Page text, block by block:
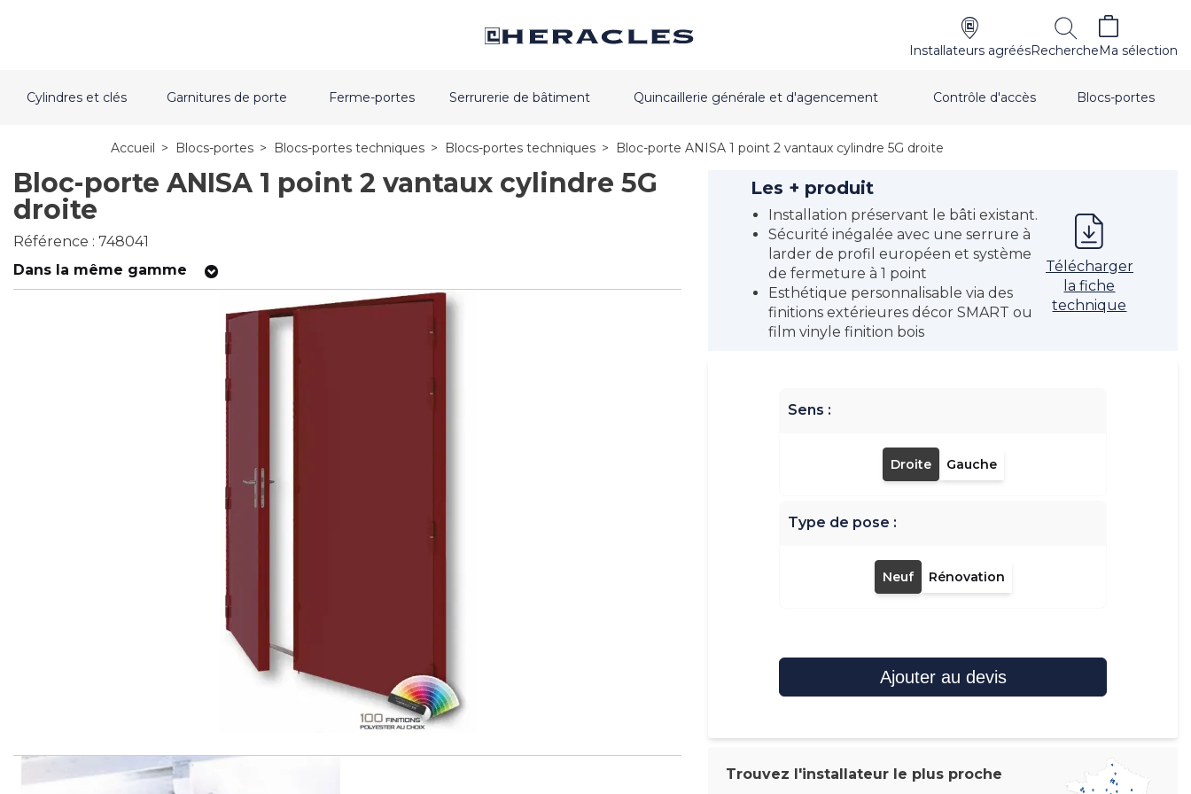
Installateurs agréésRechercheMa sélection
Cylindres et clés Garnitures de porte Ferme-portes Serrurerie de bâtiment Quincaillerie générale et d'agencement Contrôle d'accès Blocs-portes
Accueil > Blocs-portes > Blocs-portes techniques > Blocs-portes techniques > Bloc-porte ANISA 1 point 2 vantaux cylindre 5G droite
Bloc-porte ANISA 1 point 2 vantaux cylindre 5G
droite
Référence : 748041
Dans la même gamme
Les + produit
Installation préservant le bâti existant.
Sécurité inégalée avec une serrure à
larder de profil européen et système
de fermeture à 1 point
Esthétique personnalisable via des
finitions extérieures décor SMART ou
film vinyle finition bois
Télécharger
la fiche
technique
Sens :
Droite Gauche
Type de pose :
Neuf Rénovation
Ajouter au devis
Trouvez l'installateur le plus proche